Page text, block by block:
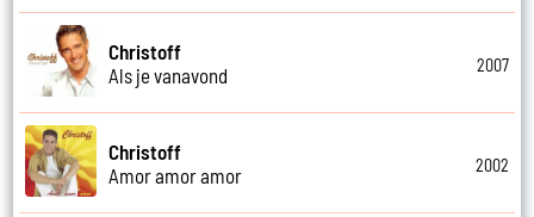
Christoff
Als je vanavond
2007
Christoff
Amor amor amor
2002